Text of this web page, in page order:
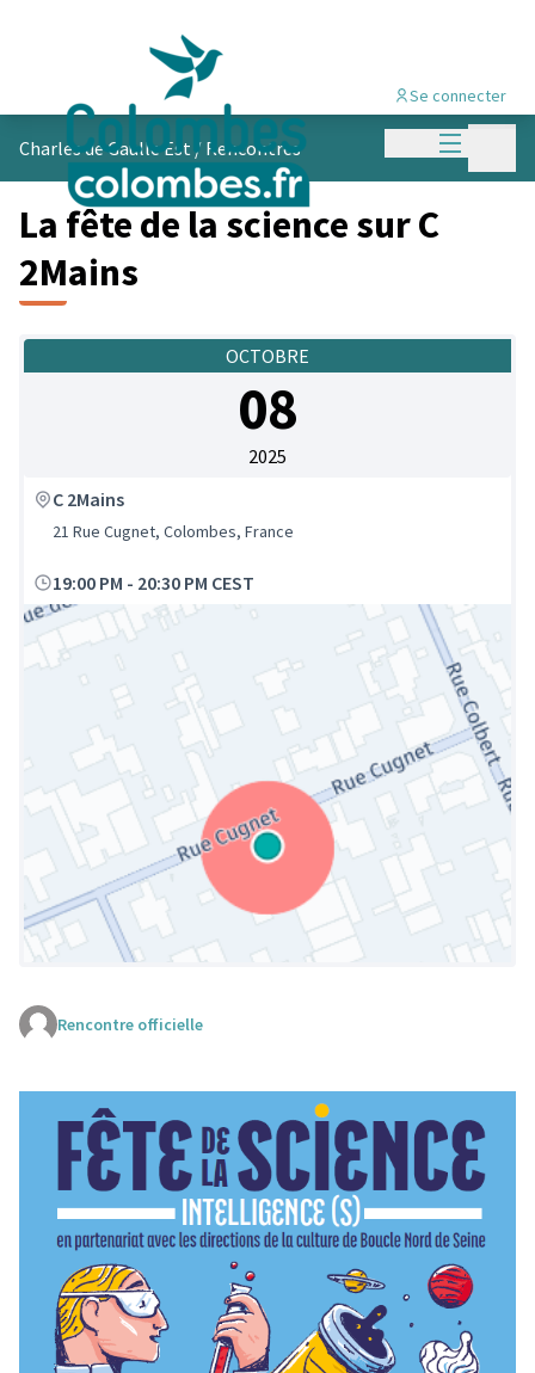
Menu
Se connecter
Charles de Gaulle Est/ Rencontres
La fête de la science sur C
2Mains
OCTOBRE
08
2025
C 2Mains
21 Rue Cugnet, Colombes, France
19:00 PM - 20:30 PM CEST
(Lien externe)
Rencontre officielle